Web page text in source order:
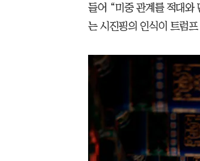
들어 “미중 관계를 적대와
는 시진핑의 인식이 트럼